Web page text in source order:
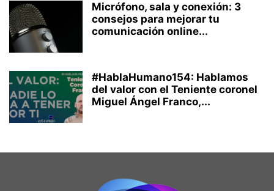
Micrófono, sala y conexión: 3
consejos para mejorar tu
comunicación online...
#HablaHumano154: Hablamos
del valor con el Teniente coronel
Miguel Ángel Franco,...